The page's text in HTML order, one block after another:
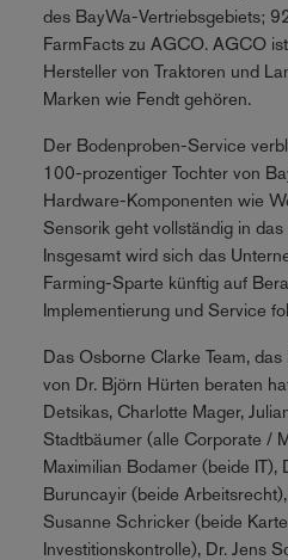
des BayWa-Vertriebsgebiets;
FarmFacts zu AGCO. AGCO
Hersteller von Traktoren und
Marken wie Fendt gehören.
Der Bodenproben-Service
100-prozentiger Tochter von
Hardware-Komponenten wie
Sensorik geht vollständig in
Insgesamt wird sich das
Farming-Sparte künftig auf
Implementierung und Service
Das Osborne Clarke Team,
von Dr. Björn Hürten beraten
Detsikas, Charlotte Mager,
Stadtbäumer (alle Corporate /
Maximilian Bodamer (beide IT),
Buruncayir (beide
Susanne Schricker (beide
Investitionskontrolle), Dr. Jens